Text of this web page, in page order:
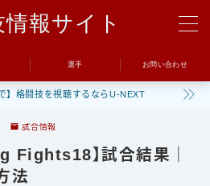
報サイト
選手 お問い合わせ
】格闘技を視聴するならU-NEXT
試合情報
Fights18】試合結果｜
法